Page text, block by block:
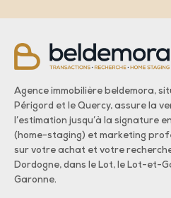
Agence immobilière beldemora,
Périgord et le Quercy, assure la
l’estimation jusqu’à la signature
(home-staging) et marketing
sur votre achat et votre
Dordogne, dans le Lot, le Lot-et-
Garonne.